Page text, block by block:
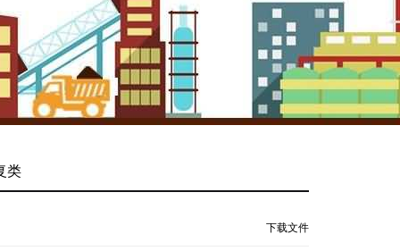
类
下载文件